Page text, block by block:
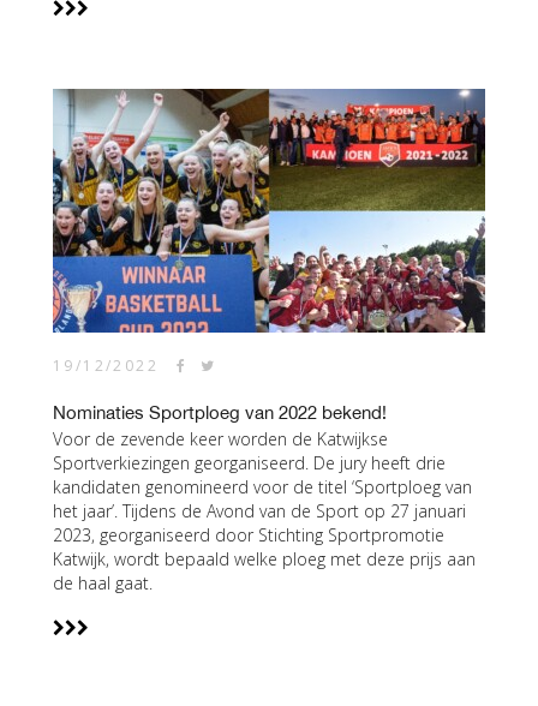
19/12/2022
Nominaties Sportploeg van 2022 bekend!
Voor de zevende keer worden de Katwijkse
Sportverkiezingen georganiseerd. De jury heeft drie
kandidaten genomineerd voor de titel ‘Sportploeg van
het jaar’. Tijdens de Avond van de Sport op 27 januari
2023, georganiseerd door Stichting Sportpromotie
Katwijk, wordt bepaald welke ploeg met deze prijs aan
de haal gaat.